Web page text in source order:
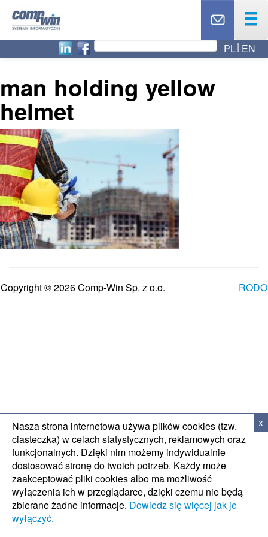
Nasza strona internetowa używa plików cookies (tzw.
ciasteczka) w celach statystycznych, reklamowych oraz
funkcjonalnych. Dzięki nim możemy indywidualnie
dostosować stronę do twoich potrzeb. Każdy może
zaakceptować pliki cookies albo ma możliwość
wyłączenia ich w przeglądarce, dzięki czemu nie będą
zbierane żadne informacje. Dowiedz się więcej jak je
wyłączyć.
x
USŁUGI
PARTNERZY
CASE STUDY
AKTUALNOŚCI
RODO
O NAS
BLOG
TOP 10
KONTAKT
PL EN
man holding yellow
helmet
Copyright © 2026 Comp-Win Sp. z o.o. RODO